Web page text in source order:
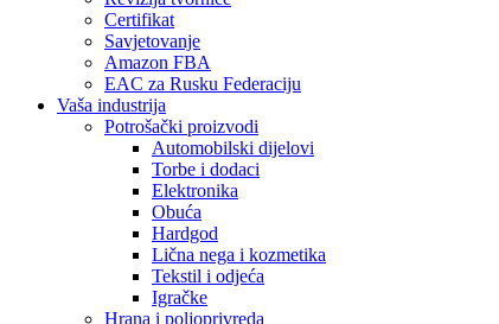
Certifikat
Savjetovanje
Amazon FBA
EAC za Rusku Federaciju
Vaša industrija
Potrošački proizvodi
Automobilski dijelovi
Torbe i dodaci
Elektronika
Obuća
Hardgod
Lična nega i kozmetika
Tekstil i odjeća
Igračke
Hrana i poljoprivreda